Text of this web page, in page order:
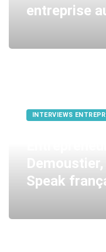
entreprise
INTERVIEWS
Speak